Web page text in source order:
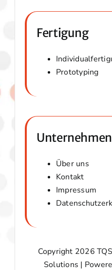
Fertigung
Prototyping
Unternehmen
Über uns
Kontakt
Impressum
Copyright 2026
Solutions |